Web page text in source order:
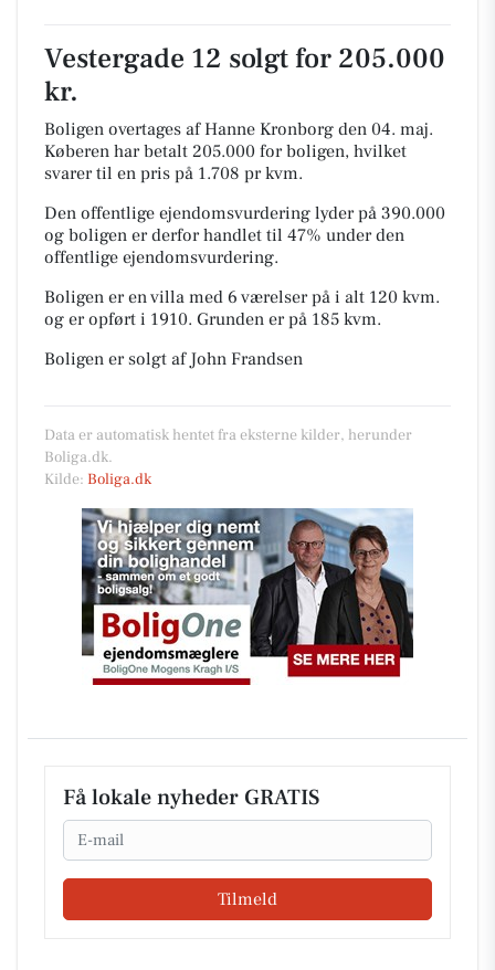
Vestergade 12 solgt for 205.000
kr.
Boligen overtages af Hanne Kronborg den 04. maj.
Køberen har betalt 205.000 for boligen, hvilket
svarer til en pris på 1.708 pr kvm.
Den offentlige ejendomsvurdering lyder på 390.000
og boligen er derfor handlet til 47% under den
offentlige ejendomsvurdering.
Boligen er en villa med 6 værelser på i alt 120 kvm.
og er opført i 1910. Grunden er på 185 kvm.
Boligen er solgt af John Frandsen
Data er automatisk hentet fra eksterne kilder, herunder
Boliga.dk.
Kilde: Boliga.dk
Få lokale nyheder GRATIS
Email
Tilmeld